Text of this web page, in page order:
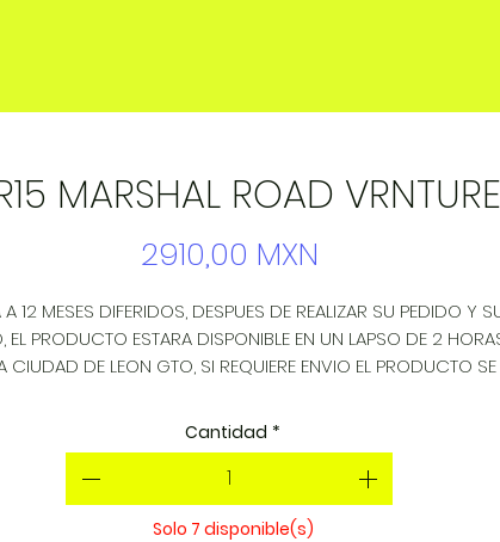
MARSHAL ROAD
2910,00 MXN
12 MESES DIFERIDOS, DESPUES DE REALIZAR SU PEDIDO Y
EL PRODUCTO ESTARA DISPONIBLE EN UN LAPSO DE 2
CIUDAD DE LEON GTO, SI REQUIERE ENVIO EL PRODUCTO SE
Cantidad *
Solo 7 disponible(s)